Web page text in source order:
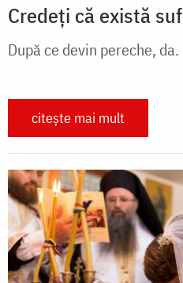
Credeți că există
După ce devin pereche,
citește mai mult